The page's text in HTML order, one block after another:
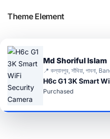
Theme Element
Md Shoriful Islam
📍 কল্যানপুর, সাঁথিয়া, পাবনা,
H6c G1 3K Smart
Purchased